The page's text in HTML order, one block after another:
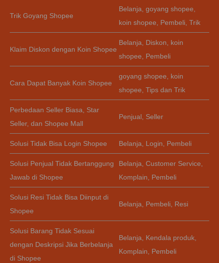
Trik Goyang Shopee
Belanja, goyang shopee,
koin shopee, Pembeli, Trik
Klaim Diskon dengan Koin Shopee
Belanja, Diskon, koin
shopee, Pembeli
Cara Dapat Banyak Koin Shopee
goyang shopee, koin
shopee, Tips dan Trik
Perbedaan Seller Biasa, Star
Seller, dan Shopee Mall
Penjual, Seller
Solusi Tidak Bisa Login Shopee Belanja, Login, Pembeli
Solusi Penjual Tidak Bertanggung
Jawab di Shopee
Belanja, Customer Service,
Komplain, Pembeli
Solusi Resi Tidak Bisa Diinput di
Shopee
Belanja, Pembeli, Resi
Solusi Barang Tidak Sesuai
dengan Deskripsi Jika Berbelanja
di Shopee
Belanja, Kendala produk,
Komplain, Pembeli